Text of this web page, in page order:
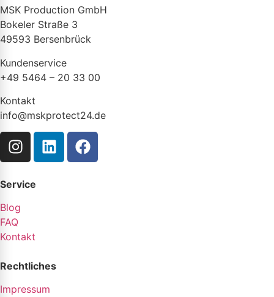
MSK Production GmbH
Bokeler Straße 3
49593 Bersenbrück
Kundenservice
+49 5464 – 20 33 00
Kontakt
info@mskprotect24.de
Service
Blog
FAQ
Kontakt
Rechtliches
Impressum